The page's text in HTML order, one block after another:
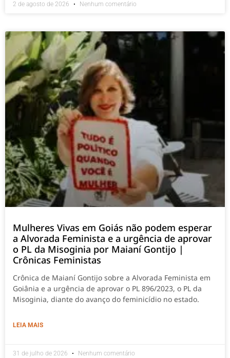
2 de agosto de 2026 Nenhum comentário
Mulheres Vivas em Goiás não podem esperar
a Alvorada Feminista e a urgência de aprovar
o PL da Misoginia por Maianí Gontijo |
Crônicas Feministas
Crônica de Maianí Gontijo sobre a Alvorada Feminista em
Goiânia e a urgência de aprovar o PL 896/2023, o PL da
Misoginia, diante do avanço do feminicídio no estado.
LEIA MAIS
31 de julho de 2026 Nenhum comentário